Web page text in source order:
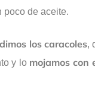
poco de aceite.
los caracoles,
y lomojamos con